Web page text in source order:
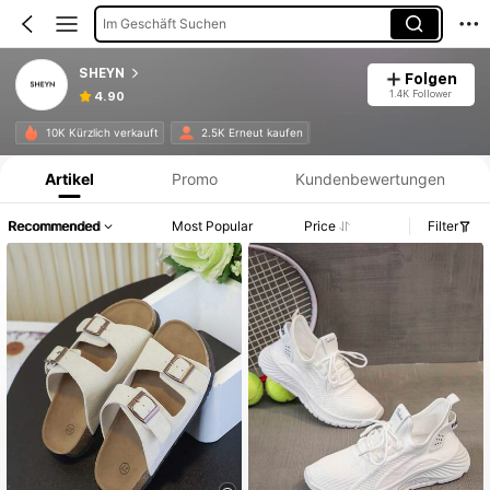
Im Geschäft Suchen
SHEYN
4.90
Folgen
1.4K Follower
10K Kürzlich verkauft 2.5K Erneut kaufen
Produktinformation: Preisangabe, Verkaufs- und Lagerbestandsdetails.
Artikel Promo Kundenbewertungen
Recommended Most Popular Price Filter